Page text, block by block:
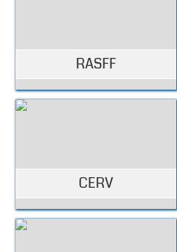
RASFF
CERV